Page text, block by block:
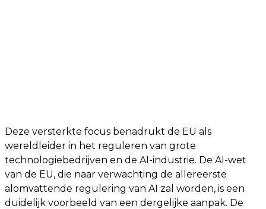
Deze versterkte focus benadrukt de EU als
wereldleider in het reguleren van grote
technologiebedrijven en de AI-industrie. De AI-wet
van de EU, die naar verwachting de allereerste
alomvattende regulering van AI zal worden, is een
duidelijk voorbeeld van een dergelijke aanpak. De